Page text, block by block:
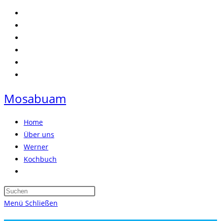
Zum
Inhalt
springen
Mosabuam
Home
Über uns
Werner
Kochbuch
umschalten
Press
Menü Schließen